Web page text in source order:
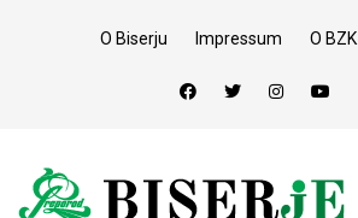
O Biserju Impressum O BZK